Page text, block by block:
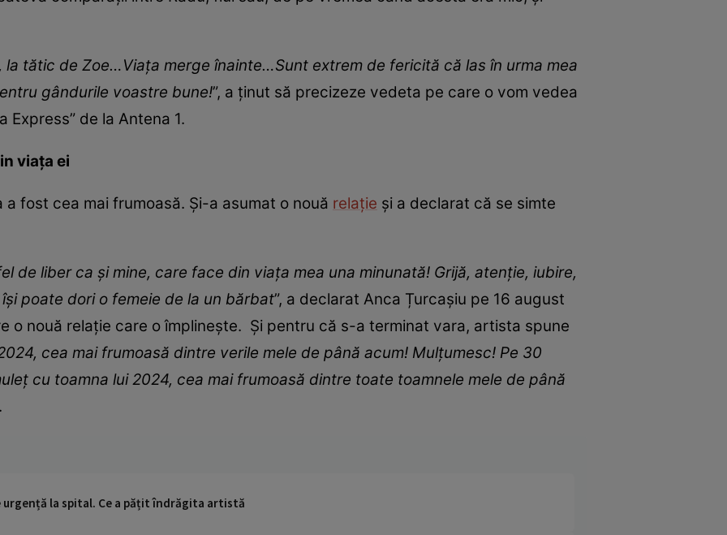
la tătic de Zoe…Viața merge înainte…Sunt extrem de fericită că las în urma mea
gândurile voastre bune!”, a ținut să precizeze vedeta pe care o vom vedea
Express” de la Antena 1.
viața ei
fost cea mai frumoasă. Și-a asumat o nouă relație și a declarat că se simte
de liber ca și mine, care face din viața mea una minunată! Grijă, atenție, iubire,
poate dori o femeie de la un bărbat”, a declarat Anca Țurcașiu pe 16 august
o nouă relație care o împlinește. Și pentru că s-a terminat vara, artista spune
cea mai frumoasă dintre verile mele de până acum! Mulțumesc! Pe 30
cu toamna lui 2024, cea mai frumoasă dintre toate toamnele mele de până
urgență la spital. Ce a pățit îndrăgita artistă